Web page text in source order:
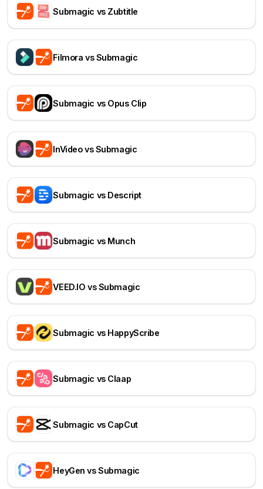
Submagic vs Zubtitle
Filmora vs Submagic
Submagic vs Opus Clip
InVideo vs Submagic
Submagic vs Descript
Submagic vs Munch
VEED.IO vs Submagic
Submagic vs HappyScribe
Submagic vs Claap
Submagic vs CapCut
HeyGen vs Submagic